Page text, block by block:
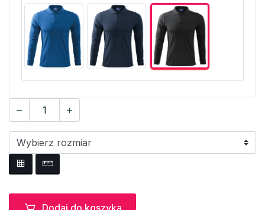
Dodaj do koszyka